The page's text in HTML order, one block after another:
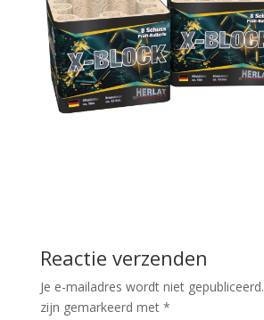
Reactie verzenden
Je e-mailadres wordt niet gepubliceerd.
zijn gemarkeerd met *